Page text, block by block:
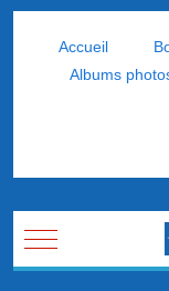
Accueil
Albums
Mobile Menu